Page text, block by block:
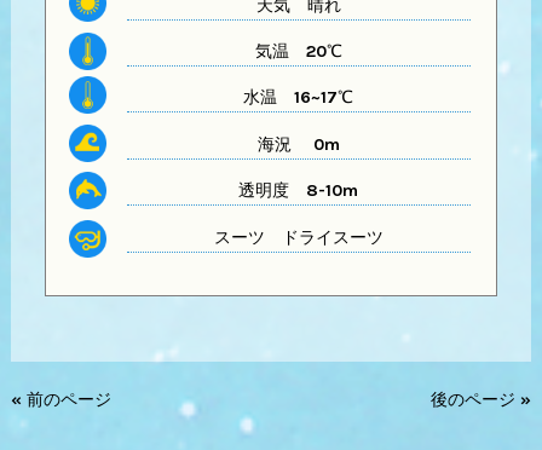
天気晴れ
気温 20℃
水温 16~17℃
海況 0m
透明度 8-10m
スーツ ドライスーツ
« 前のページ 後のページ »